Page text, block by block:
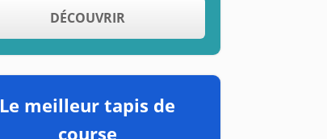
DÉCOUVRIR
Le meilleur tapis de
course